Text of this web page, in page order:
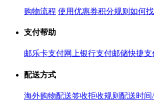
购物流程 使用优惠券积分规则 如何
支付帮助
邮乐卡支付网上银行支付邮储快捷支
配送方式
海外购物配送签收拒收规则 配送时间